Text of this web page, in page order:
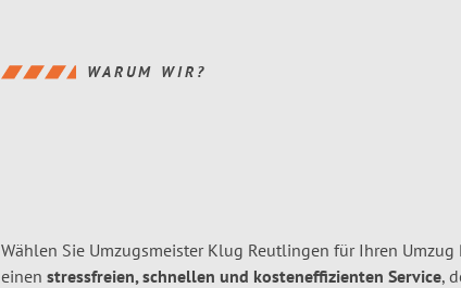
WARUM WIR?
Wählen Sie Umzugsmeister Klug Reutlingen für Ihren
einen stressfreien, schnellen und kosteneffizienten Service,